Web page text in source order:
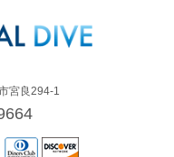
宮良294-1